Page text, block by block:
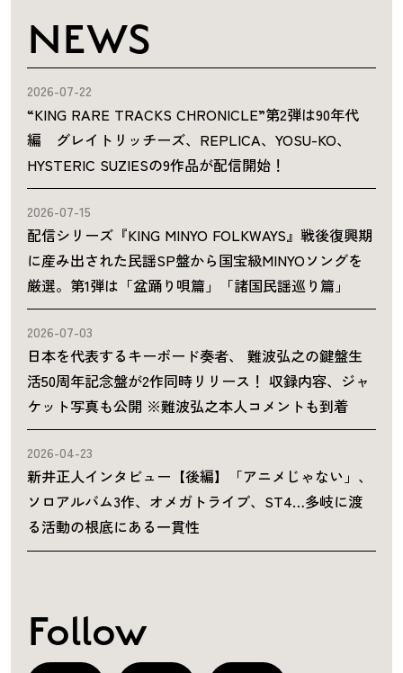
NEWS
2026-07-22
“KING RARE TRACKS CHRONICLE”第2弾は90年代
編 グレイトリッチーズ、REPLICA、YOSU-KO、
HYSTERIC SUZIESの9作品が配信開始！
2026-07-15
配信シリーズ『KING MINYO FOLKWAYS』戦後復興期
に産み出された民謡SP盤から国宝級MINYOソングを
厳選。第1弾は「盆踊り唄篇」「諸国民謡巡り篇」
2026-07-03
日本を代表するキーボード奏者、 難波弘之の鍵盤生
活50周年記念盤が2作同時リリース！ 収録内容、ジャ
ケット写真も公開 ※難波弘之本人コメントも到着
2026-04-23
新井正人インタビュー【後編】「アニメじゃない」、
ソロアルバム3作、オメガトライブ、ST4…多岐に渡
る活動の根底にある一貫性
Follow